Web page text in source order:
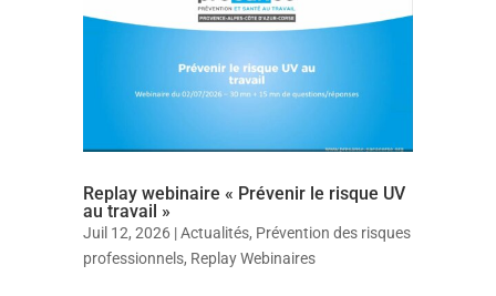
Replay webinaire « Prévenir le risque UV
au travail »
Juil 12, 2026|Actualités, Prévention des risques
professionnels, Replay Webinaires